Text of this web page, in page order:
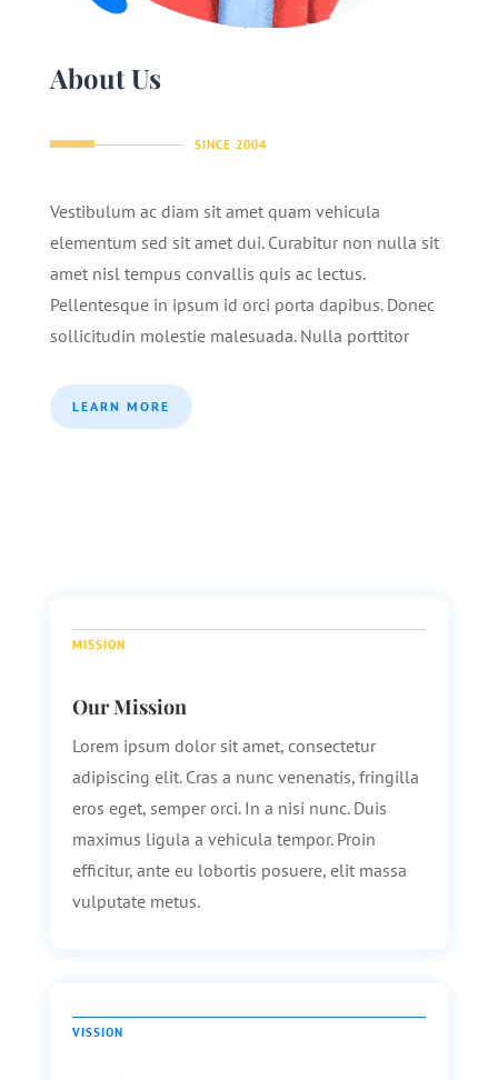
About Us
SINCE 2004
Vestibulum ac diam sit amet quam vehicula
elementum sed sit amet dui. Curabitur non nulla sit
amet nisl tempus convallis quis ac lectus.
Pellentesque in ipsum id orci porta dapibus. Donec
sollicitudin molestie malesuada. Nulla porttitor
LEARN MORE
MISSION
Our Mission
Lorem ipsum dolor sit amet, consectetur
adipiscing elit. Cras a nunc venenatis, fringilla
eros eget, semper orci. In a nisi nunc. Duis
maximus ligula a vehicula tempor. Proin
efficitur, ante eu lobortis posuere, elit massa
vulputate metus.
VISSION